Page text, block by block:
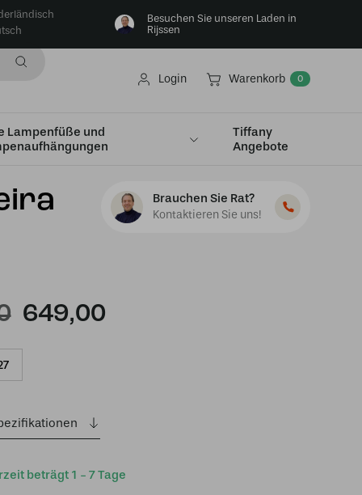
Besuchen Sie unseren Laden in
Rijssen
Login Warenkorb 0
Lampenfüße und
Tiffany
Angebote
Brauchen Sie Rat?
Kontaktieren Sie uns!
beträgt 1 - 7 Tage
Ursprünglicher
Preis
649,00Aktueller